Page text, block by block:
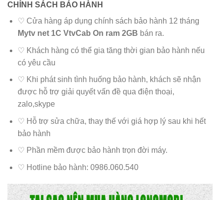
CHÍNH SÁCH BẢO HÀNH
♡ Cửa hàng áp dụng chính sách bảo hành 12 tháng
Mytv net 1C VtvCab On ram 2GB bán ra.
♡ Khách hàng có thể gia tăng thời gian bảo hành nếu
có yêu cầu
♡ Khi phát sinh tình huống bảo hành, khách sẽ nhận
được hỗ trợ giải quyết vấn đề qua điện thoại,
zalo,skype
♡ Hỗ trợ sửa chữa, thay thế với giá hợp lý sau khi hết
bảo hành
♡ Phần mềm được bảo hành trọn đời máy.
♡ Hotline bảo hành: 0986.060.540